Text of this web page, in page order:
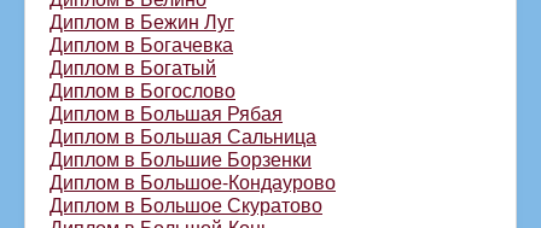
Диплом в Бежин Луг
Диплом в Богачевка
Диплом в Богатый
Диплом в Богослово
Диплом в Большая Рябая
Диплом в Большая Сальница
Диплом в Большие Борзенки
Диплом в Большое-Кондаурово
Диплом в Большое Скуратово